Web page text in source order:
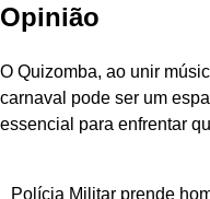
Opinião
O Quizomba, ao unir
carnaval pode ser um
essencial para enfrentar
Polícia Militar prende